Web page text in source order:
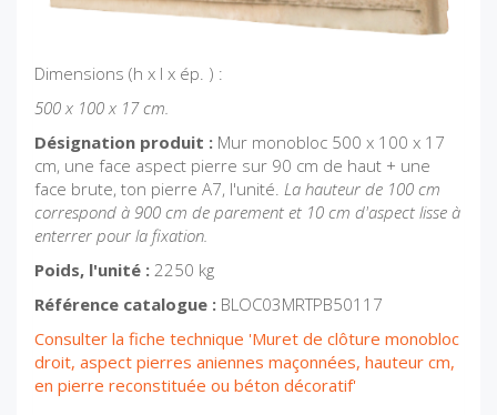
Dimensions (h x l x ép. ) :
500 x 100 x 17 cm.
Désignation produit : Mur monobloc 500 x 100 x 17
cm, une face aspect pierre sur 90 cm de haut + une
face brute, ton pierre A7, l'unité. La hauteur de 100 cm
correspond à 900 cm de parement et 10 cm d'aspect lisse à
enterrer pour la fixation.
Poids, l'unité : 2250 kg
Référence catalogue : BLOC03MRTPB50117
Consulter la fiche technique 'Muret de clôture monobloc
droit, aspect pierres aniennes maçonnées, hauteur cm,
en pierre reconstituée ou béton décoratif'